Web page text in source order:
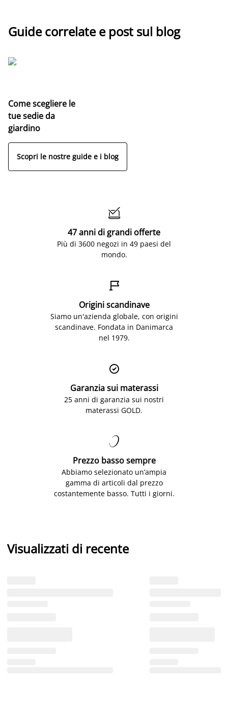
Guide correlate e post sul blog
Come scegliere le
tue sedie da
giardino
Scopri le nostre guide e i blog

47 anni di grandi offerte
Più di 3600 negozi in 49 paesi del
mondo.

Origini scandinave
Siamo un'azienda globale, con origini
scandinave. Fondata in Danimarca
nel 1979.

Garanzia sui materassi
25 anni di garanzia sui nostri
materassi GOLD.

Prezzo basso sempre
Abbiamo selezionato un’ampia
gamma di articoli dal prezzo
costantemente basso. Tutti i giorni.
Visualizzati di recente